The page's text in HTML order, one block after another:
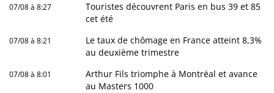
07/08 à 8:27
Touristes découvrent Paris en bus 39 et 85
cet été
07/08 à 8:21
Le taux de chômage en France atteint 8,3%
au deuxième trimestre
07/08 à 8:01
Arthur Fils triomphe à Montréal et avance
au Masters 1000